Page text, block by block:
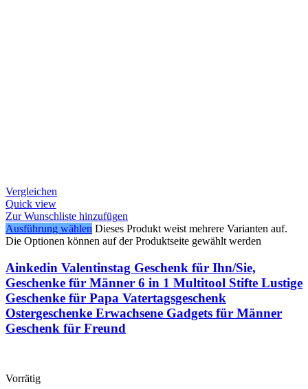
Vergleichen
Quick view
Zur Wunschliste hinzufügen
Ausführung wählen Dieses Produkt weist mehrere Varianten auf.
Die Optionen können auf der Produktseite gewählt werden
Ainkedin Valentinstag Geschenk für Ihn/Sie,
Geschenke für Männer 6 in 1 Multitool Stifte Lustige
Geschenke für Papa Vatertagsgeschenk
Ostergeschenke Erwachsene Gadgets für Männer
Geschenk für Freund
Vorrätig